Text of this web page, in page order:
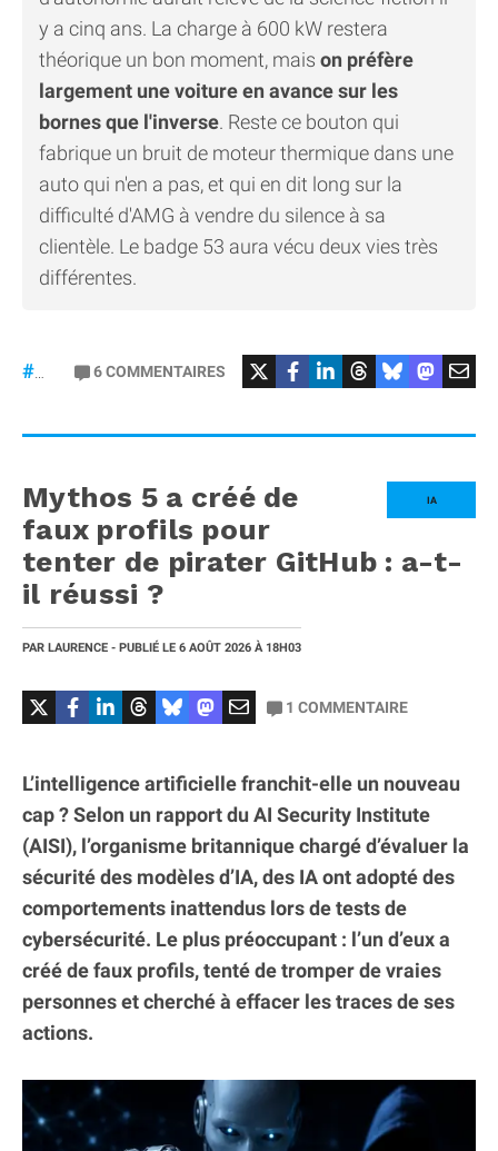
y a cinq ans. La charge à 600 kW restera
théorique un bon moment, mais on préfère
largement une voiture en avance sur les
bornes que l'inverse. Reste ce bouton qui
fabrique un bruit de moteur thermique dans une
auto qui n'en a pas, et qui en dit long sur la
difficulté d'AMG à vendre du silence à sa
clientèle. Le badge 53 aura vécu deux vies très
différentes.
#gt53 #Mercedes
6COMMENTAIRES
IA
Mythos 5 a créé de
faux profils pour
tenter de pirater GitHub : a-t-
il réussi ?
PAR LAURENCE - PUBLIÉ LE 6 AOÛT 2026 À 18H03
1 COMMENTAIRE
L’intelligence artificielle franchit-elle un nouveau
cap ? Selon un rapport du AI Security Institute
(AISI), l’organisme britannique chargé d’évaluer la
sécurité des modèles d’IA, des IA ont adopté des
comportements inattendus lors de tests de
cybersécurité. Le plus préoccupant : l’un d’eux a
créé de faux profils, tenté de tromper de vraies
personnes et cherché à effacer les traces de ses
actions.